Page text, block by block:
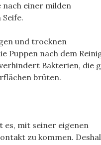
nach einer milden
und trocknen
Puppen nach dem
Bakterien, die
brüten.
es, mit seiner eigenen
zu kommen.